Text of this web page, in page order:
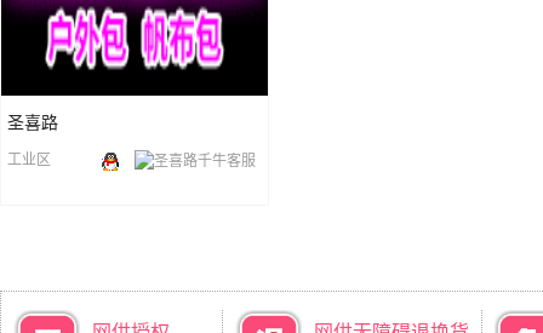
圣喜路
工业区